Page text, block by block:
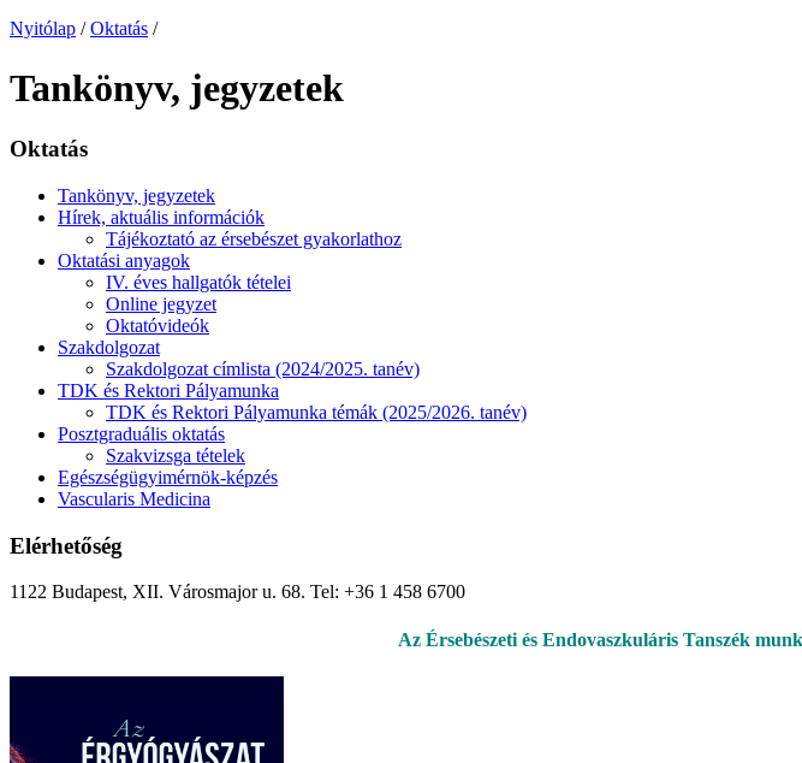
Nyitólap / Oktatás /
Tankönyv, jegyzetek
Oktatás
Tankönyv, jegyzetek
Hírek, aktuális információk
Tájékoztató az érsebészet gyakorlathoz
Oktatási anyagok
IV. éves hallgatók tételei
Online jegyzet
Oktatóvideók
Szakdolgozat
Szakdolgozat címlista (2024/2025. tanév)
TDK és Rektori Pályamunka
TDK és Rektori Pályamunka témák (2025/2026. tanév)
Posztgraduális oktatás
Szakvizsga tételek
Egészségügyimérnök-képzés
Vascularis Medicina
Elérhetőség
1122 Budapest, XII. Városmajor u. 68. Tel: +36 1 458 6700
Az Érsebészeti és Endovaszkuláris Tanszék